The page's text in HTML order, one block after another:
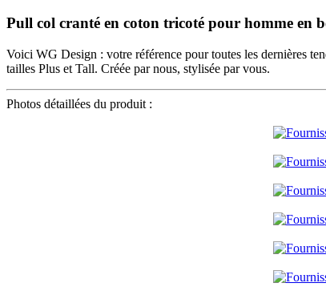
Pull col cranté en coton tricoté pour homme en
Voici WG Design : votre référence pour toutes les dernières
tailles Plus et Tall. Créée par nous, stylisée par vous.
Photos détaillées du produit :